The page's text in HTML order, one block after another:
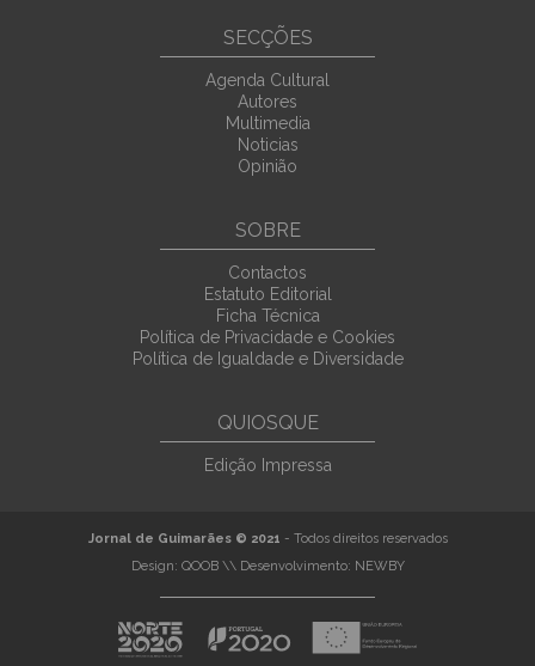
SECÇÕES
Agenda Cultural
Autores
Multimedia
Noticias
Opinião
SOBRE
Contactos
Estatuto Editorial
Ficha Técnica
Política de Privacidade e Cookies
Política de Igualdade e Diversidade
QUIOSQUE
Edição Impressa
Jornal de Guimarães © 2021 - Todos direitos reservados
Design: QOOB\\ Desenvolvimento: NEWBY